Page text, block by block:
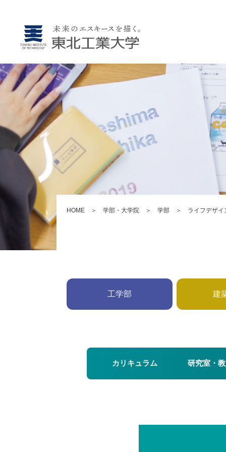
HOME ＞ 学部・大学院 ＞ 学部 ＞ ライフデザイ
工学部 建
カリキュラム 研究室・